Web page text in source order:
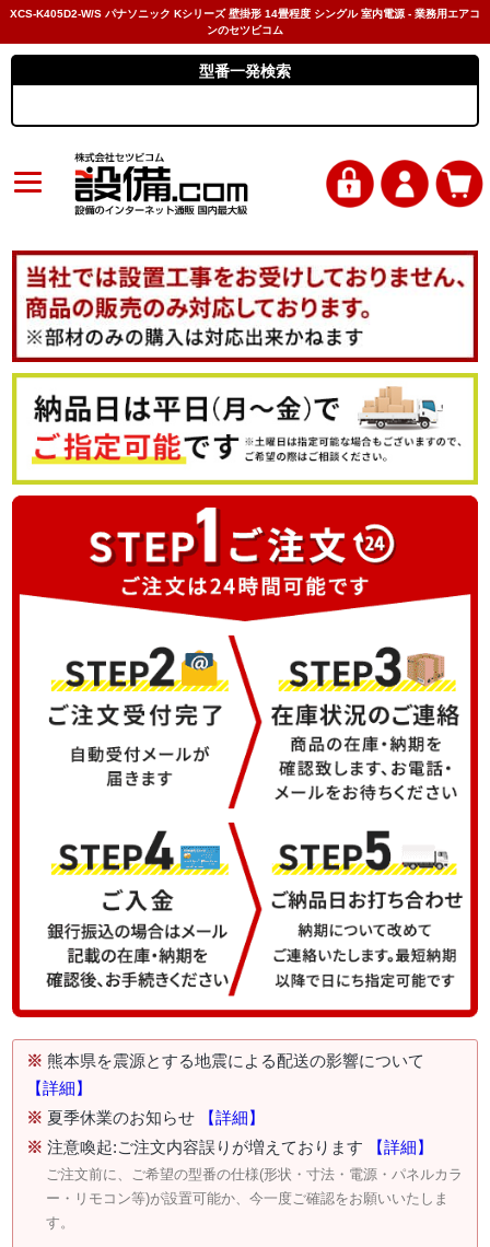
XCS-K405D2-W/S パナソニック Kシリーズ 壁掛形 14畳程度 シングル 室内電源 - 業務用エアコ
ンのセツビコム
型番一発検索
※ 熊本県を震源とする地震による配送の影響について
【詳細】
※ 夏季休業のお知らせ
【詳細】
※ 注意喚起:ご注文内容誤りが増えております 【詳細】
ご注文前に、ご希望の型番の仕様(形状・寸法・電源・パネルカラ
ー・リモコン等)が設置可能か、今一度ご確認をお願いいたしま
す。